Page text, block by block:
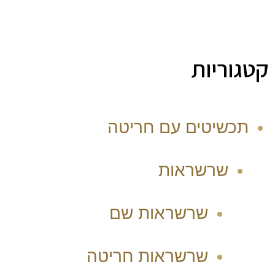
קטגוריות
תכשיטים עם חריטה
שרשראות
שרשראות שם
שרשראות חריטה